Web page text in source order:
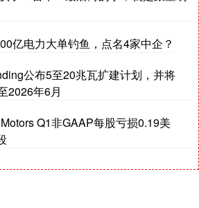
亿电力大单钓鱼，点名4家中企？
公布5至20兆瓦扩建计划，并将
2026年6月
Q1非GAAP每股亏损0.19美